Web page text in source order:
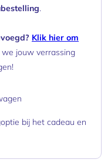
.
Klik hier om
jouw verrassing
bij het cadeau en